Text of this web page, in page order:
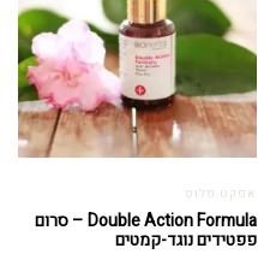
אפקט פלוס
Double Action Formula – סרום
פפטידים נוגד-קמטים